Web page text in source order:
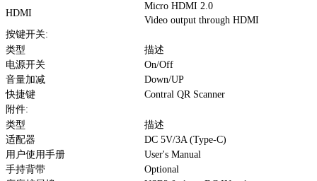
HDMI
Micro HDMI 2.0
Video output through HDMI
按键开关:
类型
描述
电源开关
On/Off
音量加减
Down/UP
快捷键
Contral QR Scanner
附件:
类型
描述
适配器
DC 5V/3A (Type-C)
用户使用手册
User's Manual
手持背带
Optional